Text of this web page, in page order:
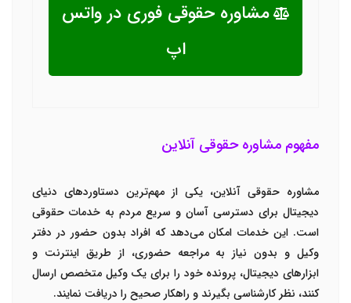
مشاوره حقوقی فوری در واتس
اپ
مفهوم مشاوره حقوقی آنلاین
مشاوره حقوقی آنلاین، یکی از مهم‌ترین دستاوردهای دنیای
دیجیتال برای دسترسی آسان و سریع مردم به خدمات حقوقی
است. این خدمات امکان می‌دهد که افراد بدون حضور در دفتر
وکیل و بدون نیاز به مراجعه حضوری، از طریق اینترنت و
ابزارهای دیجیتال، پرونده خود را برای یک وکیل متخصص ارسال
کنند، نظر کارشناسی بگیرند و راهکار صحیح را دریافت نمایند.